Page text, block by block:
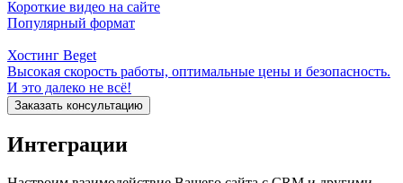
Короткие видео на сайте
Популярный формат
Хостинг Beget
Высокая скорость работы, оптимальные цены и безопасность.
И это далеко не всё!
Заказать консультацию
Интеграции